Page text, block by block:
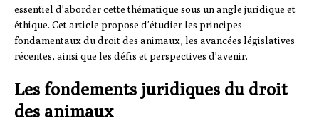
essentiel d’aborder cette thématique sous un angle juridique et
éthique. Cet article propose d’étudier les principes
fondamentaux du droit des animaux, les avancées législatives
récentes, ainsi que les défis et perspectives d’avenir.
Les fondements juridiques du droit
des animaux